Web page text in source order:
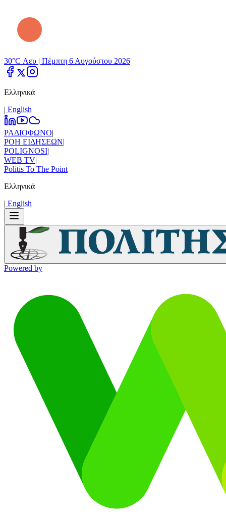
30°C Λευ | Πέμπτη 6 Αυγούστου 2026
Ελληνικά
| Εnglish
ΡΑΔΙΟΦΩΝΟ|
ΡΟΗ ΕΙΔΗΣΕΩΝ|
POLIGNOSI|
WEB TV|
Politis To The Point
Ελληνικά
| Εnglish
Powered by